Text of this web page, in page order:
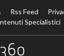
Rss Feed
Specialistici